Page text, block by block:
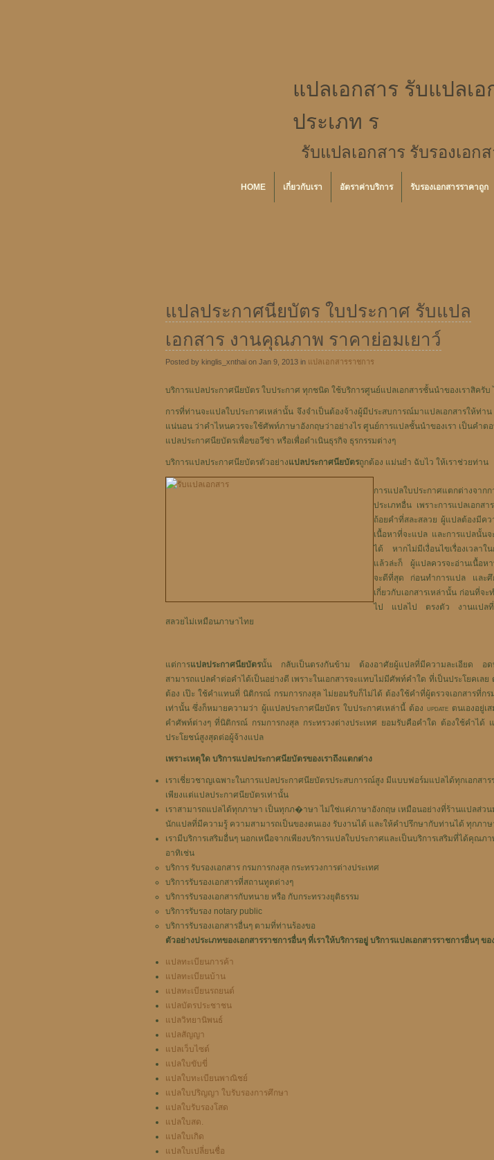
แปลเอกสาร รับแปลเ
ประเภท ร
รับแปลเอกสาร รับรองเอก
HOME เกี่ยวกับเรา อัตราค่าบริการ รับรองเอกสารราคาถูก
แปลประกาศนียบัตร ใบประกาศ รับแปล
เอกสาร งานคุณภาพ ราคาย่อมเยาว์
Posted by kinglis_xnthai on Jan 9, 2013 in แปลเอกสารราชการ
บริการแปลประกาศนียบัตร ใบประกาศ ทุกชนิด ใช้บริการศูนย์แปลเอกสารชั้นนำของเราสิครั
การที่ท่านจะแปลใบประกาศเหล่านั้น จึงจำเป็นต้องจ้างผู้มีประสบการณ์มาแปลเอกสารให้ท่าน
แน่นอน ว่าคำไหนควรจะใช้ศัพท์ภาษาอังกฤษว่าอย่างไร ศูนย์การแปลชั้นนำของเรา เป็นคำต
แปลประกาศนียบัตรเพื่อขอวีซ่า หรือเพื่อดำเนินธุรกิจ ธุรกรรมต่างๆ
บริการแปลประกาศนียบัตรตัวอย่างแปลประกาศนียบัตรถูกต้อง แม่นยำ ฉับไว ให้เราช่วยท่าน
การแปลใบประกาศแตกต่างจากก
ประเภทอื่น เพราะการแปลเอกส
ถ้อยคำที่สละสลวย ผู้แปลต้องมีค
เนื้อหาที่จะแปล และการแปลนั้นจ
ได้ หากไม่มีเงื่อนไขเรื่องเวลาใ
แล้วล่ะก็ ผู้แปลควรจะอ่านเนื้อห
จะดีที่สุด ก่อนทำการแปล และศึ
เกี่ยวกับเอกสารเหล่านั้น ก่อนที่จ
ไป แปลไป ตรงตัว งานแปลที่อ
สลวยไม่เหมือนภาษาไทย
แต่การแปลประกาศนียบัตรนั้น กลับเป็นตรงกันข้าม ต้องอาศัยผู้แปลที่มีความละเอียด อ
สามารถแปลคำต่อคำได้เป็นอย่างดี เพราะในเอกสารจะแทบไม่มีศัพท์คำใด ที่เป็นประโยคเล
ต้อง เป๊ะ ใช้คำแทนที่ นิติกรณ์ กรมการกงสุล ไม่ยอมรับก็ไม่ได้ ต้องใช้คำที่ผู้ตรวจเอกสารที่กร
เท่านั้น ซึ่งก็หมายความว่า ผู้เแปลประกาศนียบัตร ใบประกาศเหล่านี้ ต้อง update ตนเองอยู่เ
คำศัพท์ต่างๆ ที่นิติกรณ์ กรมการกงสุล กระทรวงต่างประเทศ ยอมรับคือคำใด ต้องใช้คำได้
ประโยชน์สูงสุดต่อผู้จ้างแปล
เพราะเหตุใด บริการแปลประกาศนียบัตรของเราถึงแตกต่าง
เราเชี่ยวชาญเฉพาะในการแปลประกาศนียบัตรประสบการณ์สูง มีแบบฟอร์มแปลได้ทุกเอกสาร
เพียงแต่แปลประกาศนียบัตรเท่านั้น
เราสามารถแปลได้ทุกภาษา เป็นทุกภ�าษา ไม่ใช่แค่ภาษาอังกฤษ เหมือนอย่างที่ร้านแปลส่วนม
นักแปลที่มีความรู้ ความสามารถเป็นของตนเอง รับงานได้ และให้คำปรึกษากับท่านได้ ทุกภาษ
เรามีบริการเสริมอื่นๆ นอกเหนือจากเพียงบริการแปลใบประกาศและเป็นบริการเสริมที่ได้คุณภ
อาทิเช่น
บริการ รับรองเอกสาร กรมการกงสุล กระทรวงการต่างประเทศ
บริการรับรองเอกสารที่สถานทูตต่างๆ
บริการรับรองเอกสารกับทนาย หรือ กับกระทรวงยุติธรรม
บริการรับรอง notary public
บริการรับรองเอกสารอื่นๆ ตามที่ท่านร้องขอ
ตัวอย่างประเภทของเอกสารราชการอื่นๆ ที่เราให้บริการอยูู่ บริการแปลเอกสารราชการอื่นๆ ขอ
แปลทะเบียนการค้า
แปลทะเบียนบ้าน
แปลทะเบียนรถยนต์
แปลบัตรประชาชน
แปลวิทยานิพนธ์
แปลสัญญา
แปลเว็บไซต์
แปลใบขับขี่
แปลใบทะเบียนพาณิชย์
แปลใบปริญญา ใบรับรองการศึกษา
แปลใบรับรองโสด
แปลใบสด.
แปลใบเกิด
แปลใบเปลี่ยนชื่อ